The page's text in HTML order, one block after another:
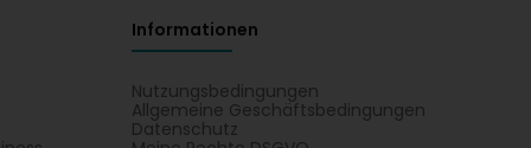
Informationen
Nutzungsbedingungen
Allgemeine Geschäftsbedingungen
Datenschutz